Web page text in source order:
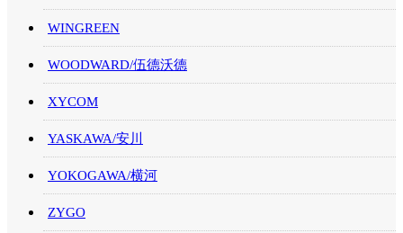
WINGREEN
WOODWARD/伍德沃德
XYCOM
YASKAWA/安川
YOKOGAWA/横河
ZYGO